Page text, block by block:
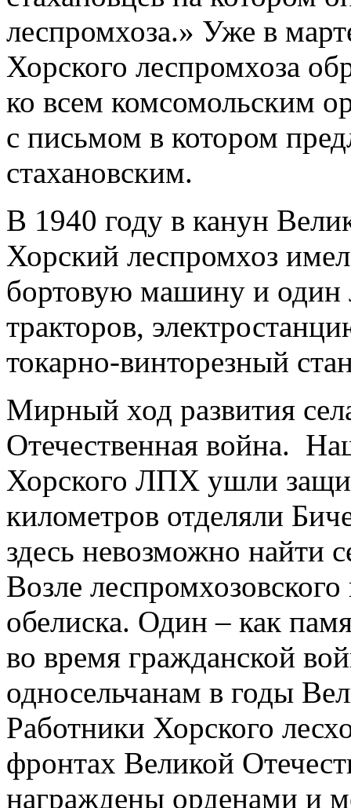
леспромхоза.» Уже в
Хорского леспромхоза
ко всем комсомольским
с письмом в котором
стахановским.
В 1940 году в канун
Хорский леспромхоз
бортовую машину и один
тракторов,
токарно-винторезный
Мирный ход развития
Отечественная война.
Хорского ЛПХ ушли
километров отделяли
здесь невозможно найти
Возле
обелиска. Один – как
во время гражданской
односельчанам в годы
Работники Хорского
фронтах Великой
награждены орденами и